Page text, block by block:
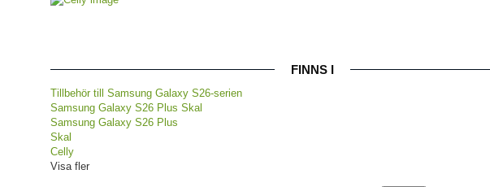
FINNS I
Tillbehör till Samsung Galaxy S26-serien
Samsung Galaxy S26 Plus Skal
Samsung Galaxy S26 Plus
Skal
Celly
Visa fler